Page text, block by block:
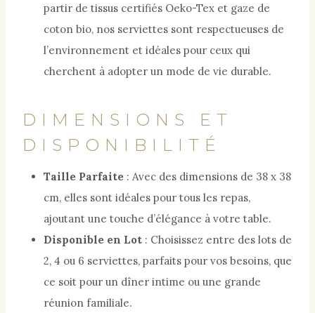
partir de tissus certifiés Oeko-Tex et gaze de
coton bio, nos serviettes sont respectueuses de
l’environnement et idéales pour ceux qui
cherchent à adopter un mode de vie durable.
DIMENSIONS ET
DISPONIBILITÉ
Taille Parfaite : Avec des dimensions de 38 x 38
cm, elles sont idéales pour tous les repas,
ajoutant une touche d’élégance à votre table.
Disponible en Lot : Choisissez entre des lots de
2, 4 ou 6 serviettes, parfaits pour vos besoins, que
ce soit pour un dîner intime ou une grande
réunion familiale.